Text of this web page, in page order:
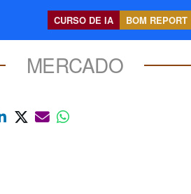
CURSO DE IA BOM REPORT
MERCADO